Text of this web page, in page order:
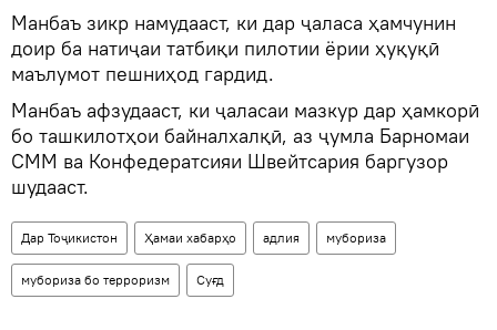
Манбаъ зикр намудааст, ки дар ҷаласа ҳамчунин
доир ба натиҷаи татбиқи пилотии ёрии ҳуқуқӣ
маълумот пешниҳод гардид.
Манбаъ афзудааст, ки ҷаласаи мазкур дар ҳамкорӣ
бо ташкилотҳои байналхалқӣ, аз ҷумла Барномаи
СММ ва Конфедератсияи Швейтсария баргузор
шудааст.
Дар Тоҷикистон Ҳамаи хабарҳо адлия мубориза
мубориза бо терроризм Суғд